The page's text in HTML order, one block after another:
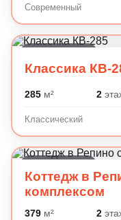
Современный
Классика КВ-
285м² 2
Классический
Коттедж в
комплексом
379м² 2